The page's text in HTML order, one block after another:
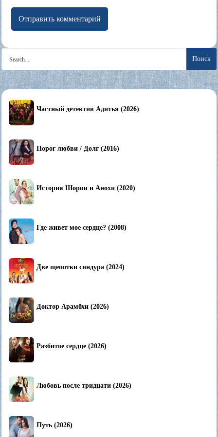
Search
for:
Частный детектив Адитья (2026)
Порог любви / Долг (2016)
История Шории и Анохи (2020)
Где живет мое сердце? (2008)
Две щепотки синдура (2024)
Доктор Арамбхи (2026)
Разбитое сердце (2026)
Любовь после тридцати (2026)
Путь (2026)